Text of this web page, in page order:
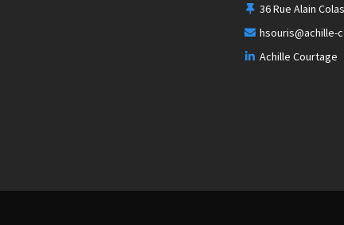
36 Rue Alain
hsouris@achille-
Achille Courtage